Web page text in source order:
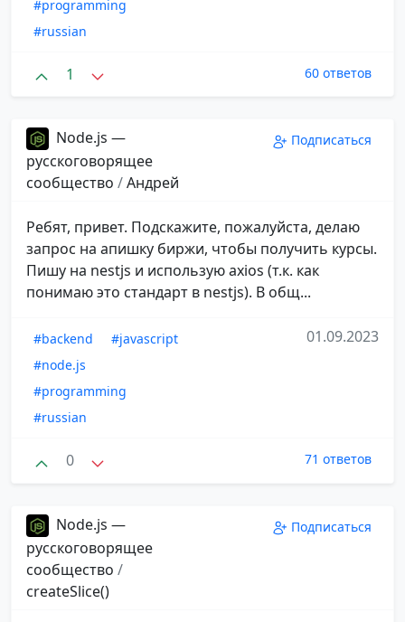
#programming
#russian
1 60 ответов
Node.js —
русскоговорящее
сообщество /Андрей
Подписаться
Ребят, привет. Подскажите, пожалуйста, делаю
запрос на апишку биржи, чтобы получить курсы.
Пишу на nestjs и использую axios (т.к. как
понимаю это стандарт в nestjs). В общ...
#backend
#javascript
#node.js
#programming
#russian
01.09.2023
0 71 ответов
Node.js —
русскоговорящее
сообщество /
createSlice()
Подписаться